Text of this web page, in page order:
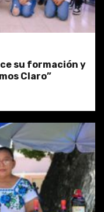
su formación y
Claro”